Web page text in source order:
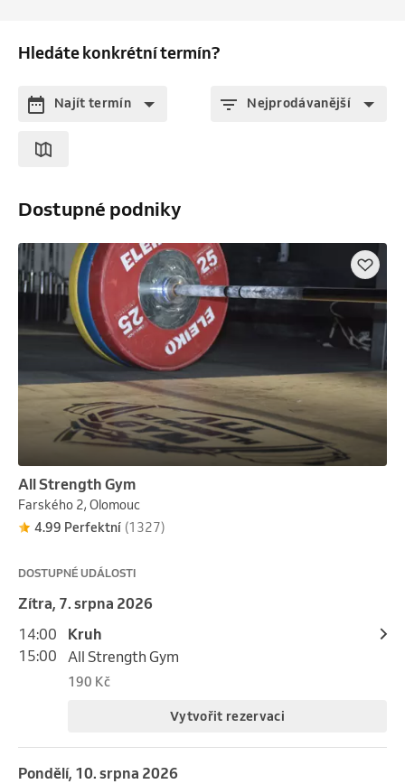
Hledáte konkrétní termín?
Najít termín Nejprodávanější
Dostupné podniky
All Strength Gym
Farského 2, Olomouc
4.99 Perfektní (1327)
DOSTUPNÉ UDÁLOSTI
Zítra, 7. srpna 2026
14:00
15:00
Kruh
All Strength Gym
190 Kč
Vytvořit rezervaci
pondělí, 10. srpna 2026